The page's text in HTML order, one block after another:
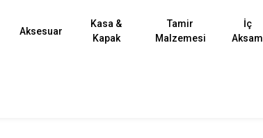
Aksesuar
Kasa &
Kapak
Tamir
Malzemesi
İç
Aksam